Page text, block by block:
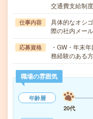
交通費支給制
仕事内容
具体的なオシ
際の社内メー
応募資格
・GW・年末
務経験のある方
職場の雰囲気
年齢層
20代